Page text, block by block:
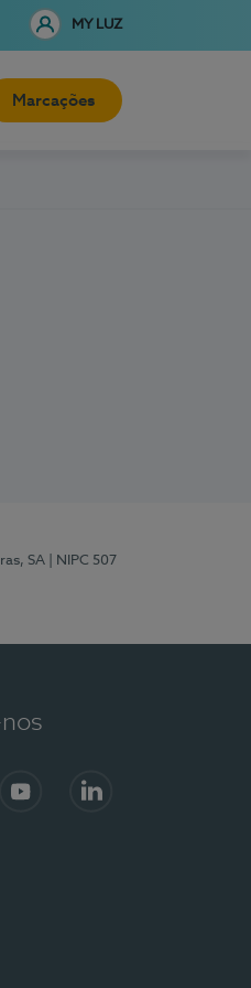
MY LUZ
Marcações
SA
| NIPC 507